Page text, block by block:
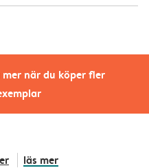
när du köper fler
läs mer